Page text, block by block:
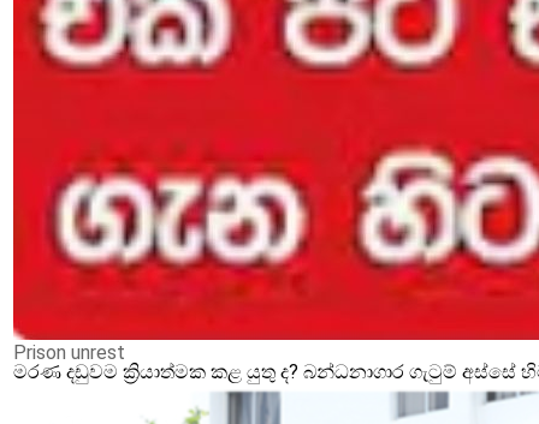
Prison unrest
මරණ දඩුවම ක්‍රියාත්මක කළ යුතු ද? බන්ධනාගාර ගැටුම්